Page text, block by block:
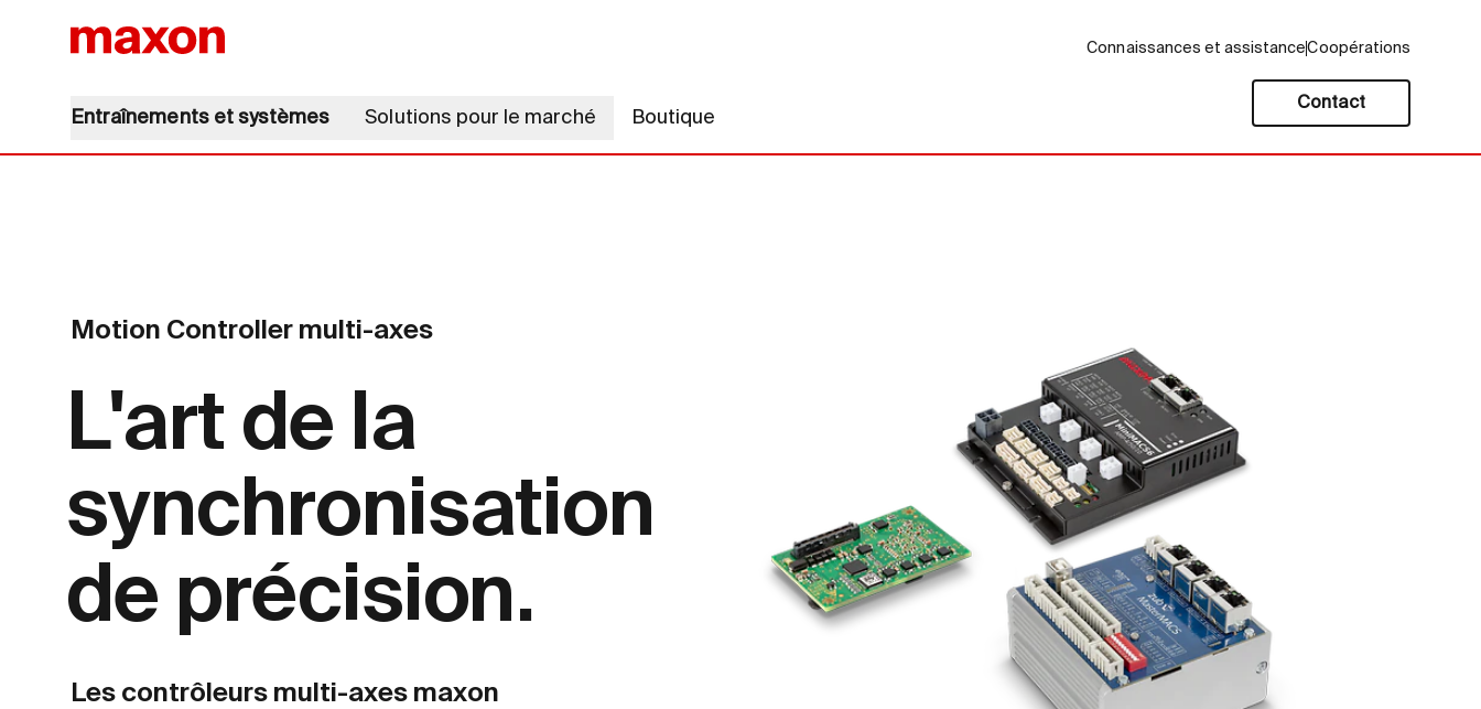
Connaissances et assistanceCoopérations
Entraînements et systèmes Solutions pour le marché Boutique
Contact
Motion Controller multi-axes
L'art de la
synchronisation
de précision.
Les contrôleurs multi-axes maxon